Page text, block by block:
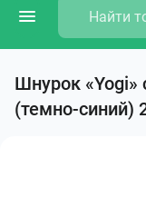
Шнурок
(темно-синий)